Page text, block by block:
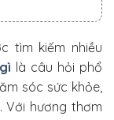
tình trạng
khỏe hơn
vóc dáng
tìm kiếm nhiều
là câu hỏi phổ
sóc sức khỏe,
Với hương thơm